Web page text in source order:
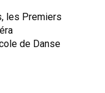
les Premiers
de Danse